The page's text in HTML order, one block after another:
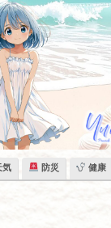
気 防災 健康